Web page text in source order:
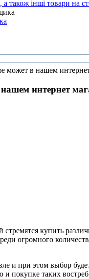
також інші товари на
может в нашем
интернет
купить
огромного
и при этом выбор
и покупке таких